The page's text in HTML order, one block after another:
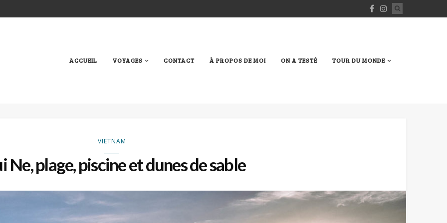
ACCUEIL VOYAGES CONTACT À PROPOS DE MOI ON A TESTÉ TOUR DU MONDE
VIETNAM
Ne, plage, piscine et dunes de sable